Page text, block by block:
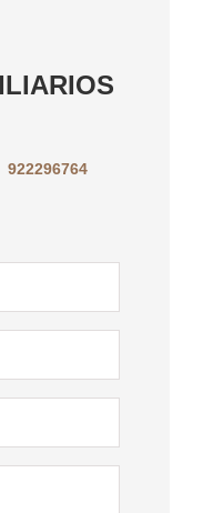
922296764